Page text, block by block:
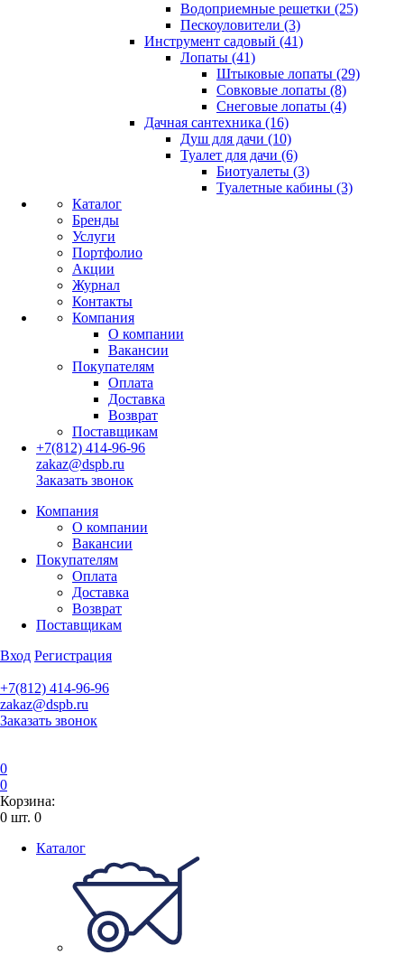
Водоприемные решетки (25)
Пескоуловители (3)
Инструмент садовый (41)
Лопаты (41)
Штыковые лопаты (29)
Совковые лопаты (8)
Снеговые лопаты (4)
Дачная сантехника (16)
Душ для дачи (10)
Туалет для дачи (6)
Биотуалеты (3)
Туалетные кабины (3)
Каталог
Бренды
Услуги
Портфолио
Акции
Журнал
Контакты
Компания
О компании
Вакансии
Покупателям
Оплата
Доставка
Возврат
Поставщикам
+7(812) 414-96-96
zakaz@dspb.ru
Заказать звонок
Компания
О компании
Вакансии
Покупателям
Оплата
Доставка
Возврат
Поставщикам
Вход Регистрация
+7(812) 414-96-96
zakaz@dspb.ru
Заказать звонок
0
0
Корзина:
0 шт. 0
Каталог